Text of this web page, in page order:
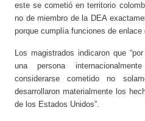
este se cometió en territorio
no de miembro de la DEA
porque cumplía funciones de enlace
Los magistrados indicaron que
una persona
considerarse cometido no
desarrollaron materialmente los
de los Estados Unidos”.